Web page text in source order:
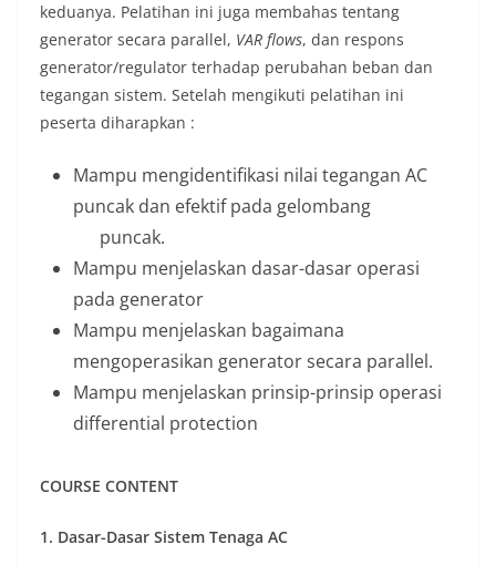
keduanya. Pelatihan ini juga membahas tentang
generator secara parallel, VAR flows, dan respons
generator/regulator terhadap perubahan beban dan
tegangan sistem. Setelah mengikuti pelatihan ini
peserta diharapkan :
Mampu mengidentifikasi nilai tegangan AC
puncak dan efektif pada gelombang
puncak.
Mampu menjelaskan dasar-dasar operasi
pada generator
Mampu menjelaskan bagaimana
mengoperasikan generator secara parallel.
Mampu menjelaskan prinsip-prinsip operasi
differential protection
COURSE CONTENT
1. Dasar-Dasar Sistem Tenaga AC